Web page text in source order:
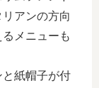
アンの方向
メニューも
紙帽子が付